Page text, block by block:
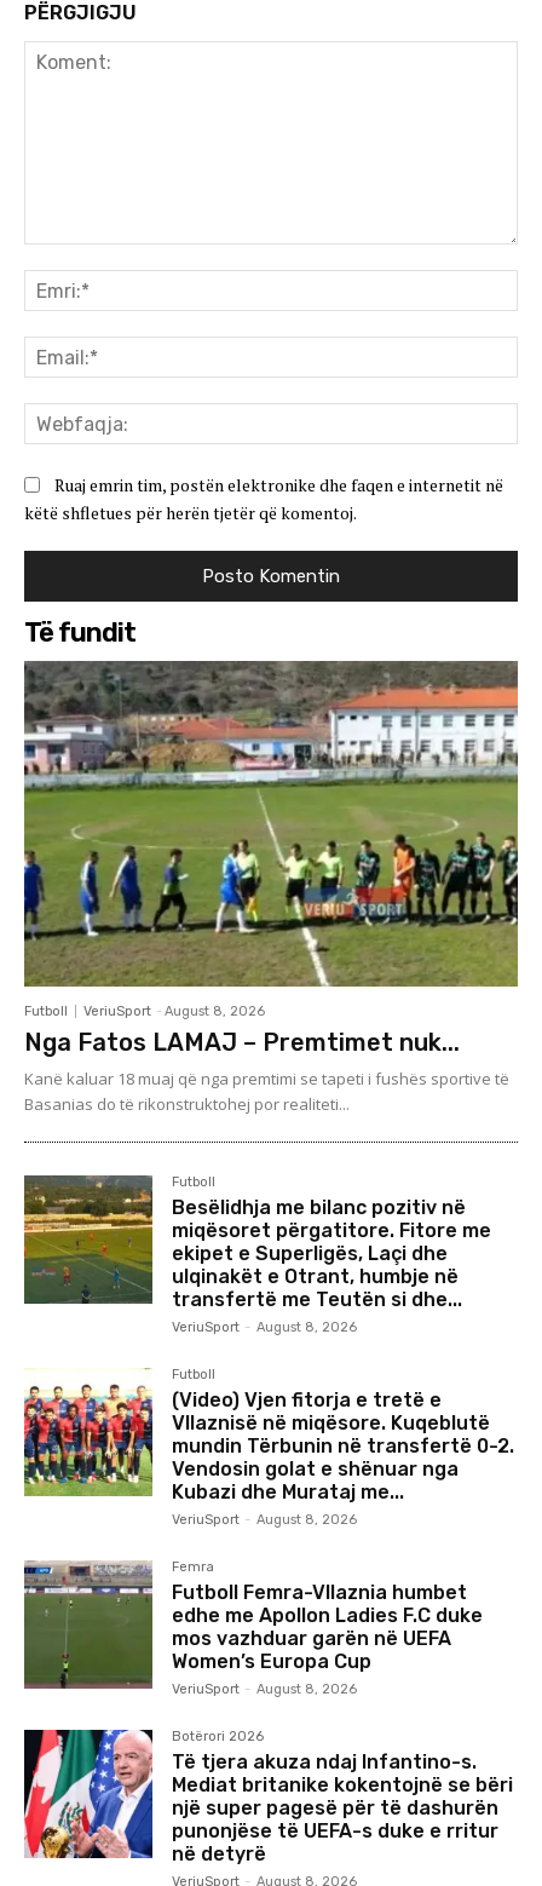
PËRGJIGJU
Ruaj emrin tim, postën elektronike dhe faqen e internetit në
këtë shfletues për herën tjetër që komentoj.
Të fundit
Futboll VeriuSport - August 8, 2026
Nga Fatos LAMAJ – Premtimet nuk...
Kanë kaluar 18 muaj që nga premtimi se tapeti i fushës sportive të
Basanias do të rikonstruktohej por realiteti...
Futboll
Besëlidhja me bilanc pozitiv në
miqësoret përgatitore. Fitore me
ekipet e Superligës, Laçi dhe
ulqinakët e Otrant, humbje në
transfertë me Teutën si dhe...
VeriuSport - August 8, 2026
Futboll
(Video) Vjen fitorja e tretë e
Vllaznisë në miqësore. Kuqeblutë
mundin Tërbunin në transfertë 0-2.
Vendosin golat e shënuar nga
Kubazi dhe Murataj me...
VeriuSport - August 8, 2026
Femra
Futboll Femra-Vllaznia humbet
edhe me Apollon Ladies F.C duke
mos vazhduar garën në UEFA
Women’s Europa Cup
VeriuSport - August 8, 2026
Botërori 2026
Të tjera akuza ndaj Infantino-s.
Mediat britanike kokentojnë se bëri
një super pagesë për të dashurën
punonjëse të UEFA-s duke e rritur
në detyrë
VeriuSport - August 8, 2026